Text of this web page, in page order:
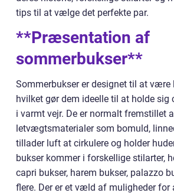
tips til at vælge det perfekte par.
**Præsentation af
sommerbukser**
Sommerbukser er designet til at være
hvilket gør dem ideelle til at holde sig
i varmt vejr. De er normalt fremstillet
letvægtsmaterialer som bomuld,
tillader luft at cirkulere og holder
bukser kommer i forskellige stilarter,
capri bukser, harem bukser, palazzo
flere. Der er et væld af muligheder